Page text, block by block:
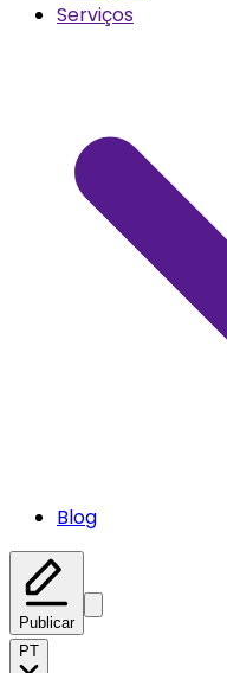
Serviços
Blog
Publicar
PT